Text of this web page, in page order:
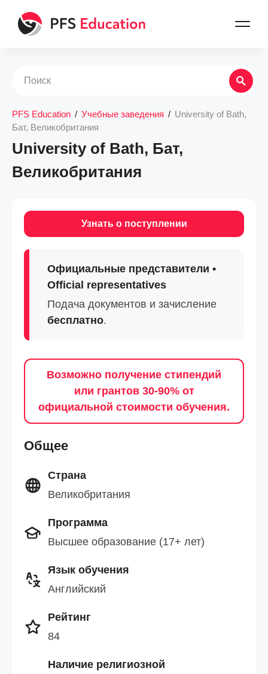
PFS Education / Учебные заведения / University of Bath,
Бат, Великобритания
University of Bath, Бат,
Великобритания
Узнать о поступлении
Официальные представители •
Official representatives
Подача документов и зачисление
бесплатно.
Возможно получение стипендий
или грантов 30-90% от
официальной стоимости обучения.
Общее
Страна
Великобритания
Программа
Высшее образование (17+ лет)
Язык обучения
Английский
Рейтинг
84
Наличие религиозной